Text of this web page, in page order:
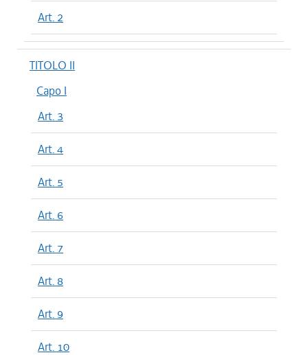
Art. 2
TITOLO II
Capo I
Art. 3
Art. 4
Art. 5
Art. 6
Art. 7
Art. 8
Art. 9
Art. 10